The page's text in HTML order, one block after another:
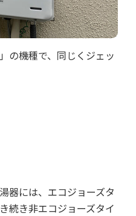
の機種で、同じくジェッ
器には、エコジョーズタ
続き非エコジョーズタイ